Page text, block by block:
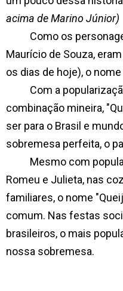
acima de Marino Júnior)
Como os
Maurício de Souza,
os dias de hoje), o
Com a popularização
combinação mineira,
ser para o Brasil e
sobremesa perfeita, o
Mesmo com
Romeu e Julieta, nas
familiares, o nome
comum. Nas festas
brasileiros, o mais
nossa sobremesa.